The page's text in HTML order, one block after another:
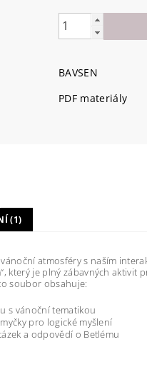
BAVSEN
PDF materiály
(1)
atmosféry s naším
který je plný zábavných aktivit
soubor obsahuje:
s vánoční tematikou
pro logické myšlení
a odpovědí o Betlému